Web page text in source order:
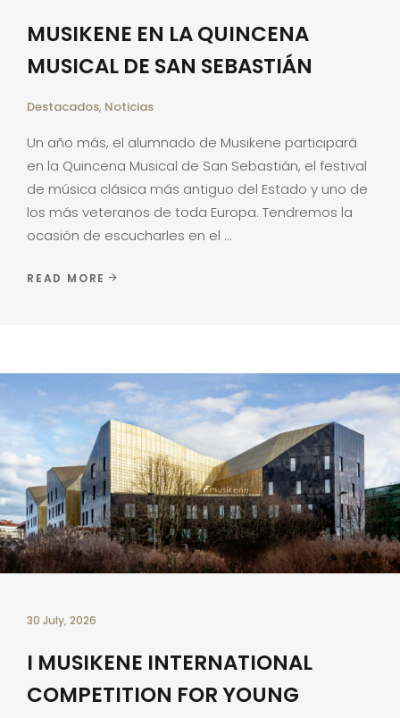
MUSIKENE EN LA QUINCENA
MUSICAL DE SAN SEBASTIÁN
Destacados, Noticias
Un año más, el alumnado de Musikene participará
en la Quincena Musical de San Sebastián, el festival
de música clásica más antiguo del Estado y uno de
los más veteranos de toda Europa. Tendremos la
ocasión de escucharles en el
READ MORE
30 July, 2026
I MUSIKENE INTERNATIONAL
COMPETITION FOR YOUNG